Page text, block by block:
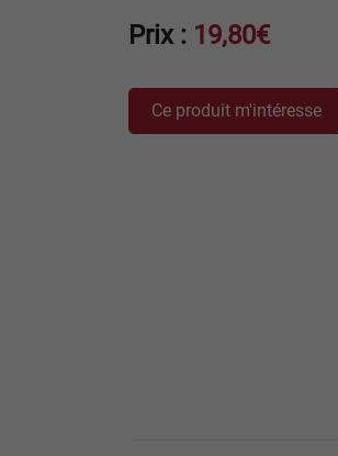
le formulaire de désinscription
Inscription
Prix : 19,80€
Ce produit m'intéresse